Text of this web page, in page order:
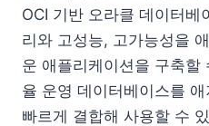
OCI 기반 오라클 데이터
리와 고성능, 고가능성을
운 애플리케이션을 구축할
율 운영 데이터베이스를
빠르게 결합해 사용할 수